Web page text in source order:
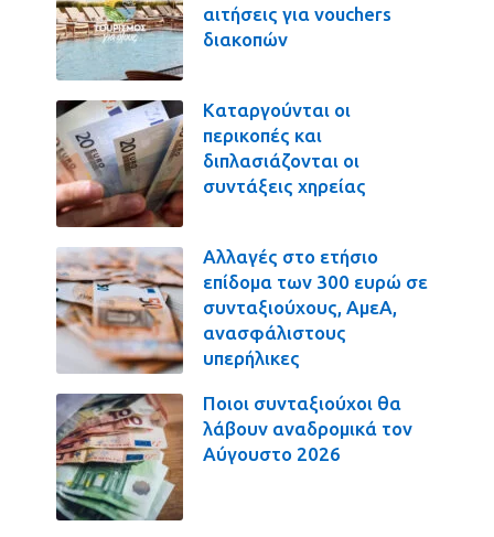
αιτήσεις για vouchers
διακοπών
Καταργούνται οι
περικοπές και
διπλασιάζονται οι
συντάξεις χηρείας
Αλλαγές στο ετήσιο
επίδομα των 300 ευρώ σε
συνταξιούχους, ΑμεΑ,
ανασφάλιστους
υπερήλικες
Ποιοι συνταξιούχοι θα
λάβουν αναδρομικά τον
Αύγουστο 2026